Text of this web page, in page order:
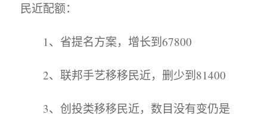
民近配额：
1、省提名方案，增长到67800
2、联邦手艺移移民近，删少到81400
3、创投类移移民近，数目没有变仍是